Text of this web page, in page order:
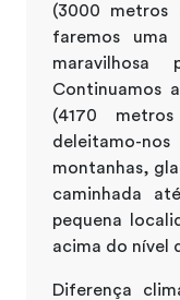
(3000 metros
faremos uma
maravilhosa
Continuamos
(4170
deleitamo-
montanhas,
caminhada
pequena
acima do nível
Diferença